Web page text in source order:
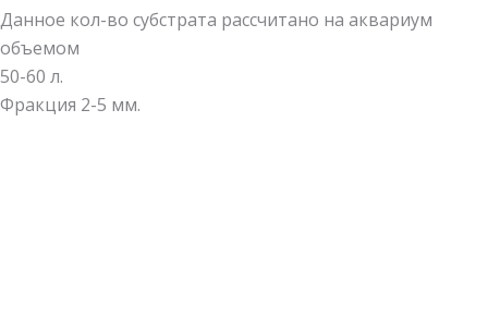
Данное кол-во субстрата рассчитано на аквариум
объемом
50-60 л.
Фракция 2-5 мм.